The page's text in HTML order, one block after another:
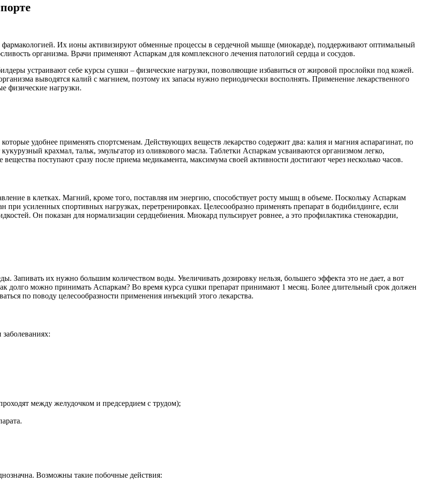
фармакологией. Их ионы активизируют обменные процессы в сердечной мышце (миокарде), поддерживают оптимальный
организма. Врачи применяют Аспаркам для комплексного лечения патологий сердца и сосудов.
устраивают себе курсы сушки – физические нагрузки, позволяющие избавиться от жировой прослойки под кожей.
выводятся калий с магнием, поэтому их запасы нужно периодически восполнять. Применение лекарственного
физические нагрузки.
удобнее применять спортсменам. Действующих веществ лекарство содержит два: калия и магния аспарагинат, по
крахмал, тальк, эмульгатор из оливкового масла. Таблетки Аспаркам усваиваются организмом легко,
поступают сразу после приема медикамента, максимума своей активности достигают через несколько часов.
в клетках. Магний, кроме того, поставляя им энергию, способствует росту мышц в объеме. Поскольку Аспаркам
при усиленных спортивных нагрузках, перетренировках. Целесообразно применять препарат в бодибилдинге, если
Он показан для нормализации сердцебиения. Миокард пульсирует ровнее, а это профилактика стенокардии,
Запивать их нужно большим количеством воды. Увеличивать дозировку нельзя, большего эффекта это не дает, а вот
долго можно принимать Аспаркам? Во время курса сушки препарат принимают 1 месяц. Более длительный срок должен
по поводу целесообразности применения инъекций этого лекарства.
между желудочком и предсердием с трудом);
Возможны такие побочные действия: